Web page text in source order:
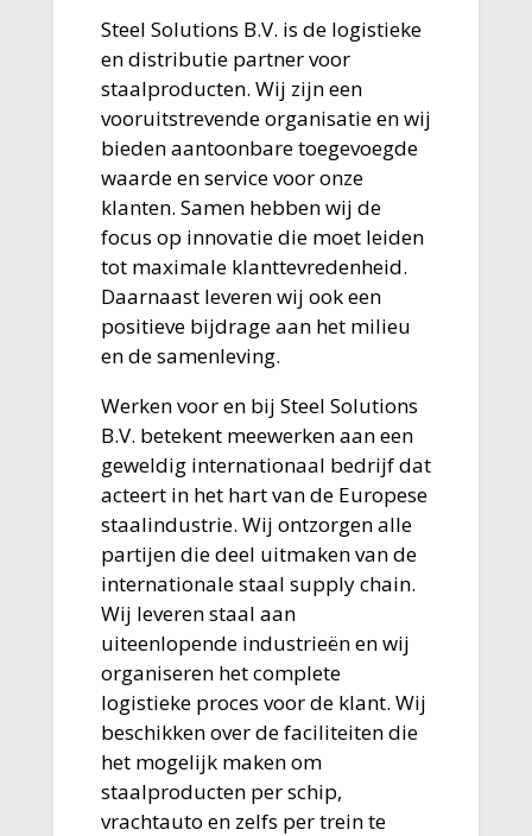
Steel Solutions B.V. is de logistieke
en distributie partner voor
staalproducten. Wij zijn een
vooruitstrevende organisatie en wij
bieden aantoonbare toegevoegde
waarde en service voor onze
klanten. Samen hebben wij de
focus op innovatie die moet leiden
tot maximale klanttevredenheid.
Daarnaast leveren wij ook een
positieve bijdrage aan het milieu
en de samenleving.
Werken voor en bij Steel Solutions
B.V. betekent meewerken aan een
geweldig internationaal bedrijf dat
acteert in het hart van de Europese
staalindustrie. Wij ontzorgen alle
partijen die deel uitmaken van de
internationale staal supply chain.
Wij leveren staal aan
uiteenlopende industrieën en wij
organiseren het complete
logistieke proces voor de klant. Wij
beschikken over de faciliteiten die
het mogelijk maken om
staalproducten per schip,
vrachtauto en zelfs per trein te